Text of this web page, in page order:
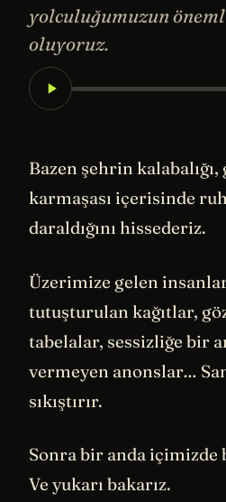
yolculuğumuzun
oluyoruz.
Bazen şehrin
karmaşası içerisinde
daraldığını hissederiz.
Üzerimize gelen
tutuşturulan kağıtlar,
tabelalar, sessizliğe bir
vermeyen anonslar…
sıkıştırır.
Sonra bir anda
Ve yukarı bakarız.